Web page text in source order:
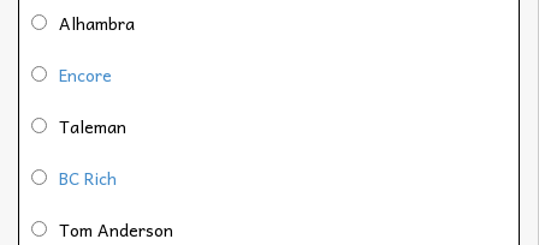
Alhambra
Encore
Taleman
BC Rich
Tom Anderson